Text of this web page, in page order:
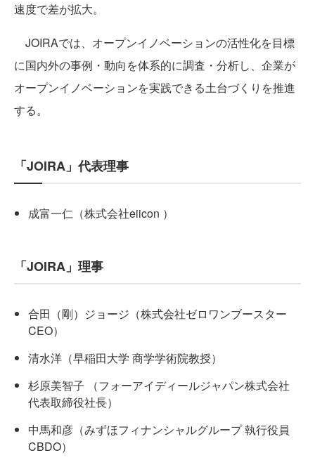
速度で差が拡大。
JOIRAでは、オープンイノベーションの活性化を目標
に国内外の事例・動向を体系的に調査・分析し、企業が
オープンイノベーションを実践できる土台づくりを推進
する。
「JOIRA」代表理事
成富一仁（株式会社eiicon ）
「JOIRA」理事
合田（剛）ジョージ（株式会社ゼロワンブースター
CEO）
清水洋（早稲田大学 商学学術院教授）
杉原美智子 （フォーアイディールジャパン株式会社
代表取締役社長）
中馬和彦（みずほフィナンシャルグループ 執行役員
CBDO）